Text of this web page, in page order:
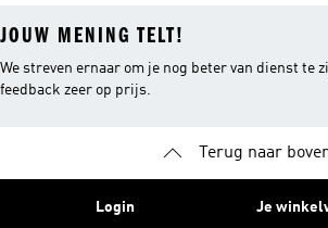
JOUW MENING TELT!
We streven ernaar om je nog beter van dienst te
feedback zeer op prijs.
Terug naar
Login Je